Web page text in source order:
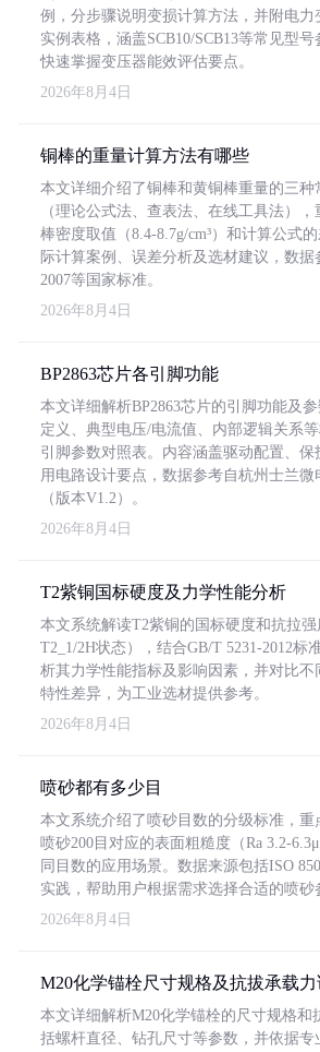
例，分步骤说明变损计算方法，并附电力
实例表格，涵盖SCB10/SCB13等常见型
快速掌握变压器能效评估要点。
2026年8月4日
铜棒的重量计算方法有哪些
本文详细介绍了铜棒和黄铜棒重量的三种
（理论公式法、查表法、在线工具法）
棒密度取值（8.4-8.7g/cm³）和计算公式
际计算案例、误差分析及选材建议，数据
2007等国家标准。
2026年8月4日
BP2863芯片各引脚功能
本文详细解析BP2863芯片的引脚功能及
定义、典型电压/电流值、内部逻辑关系
引脚参数对照表。内容涵盖驱动配置、保
用电路设计要点，数据参考自杭州士兰微
（版本V1.2）。
2026年8月4日
T2紫铜国标硬度及力学性能分析
本文系统解读T2紫铜的国标硬度和抗拉强
T2_1/2H状态），结合GB/T 5231-2012标
析其力学性能指标及影响因素，并对比不
特性差异，为工业选材提供参考。
2026年8月4日
喷砂都有多少目
本文系统介绍了喷砂目数的分级标准，重
喷砂200目对应的表面粗糙度（Ra 3.2-
同目数的应用场景。数据来源包括ISO
实践，帮助用户根据需求选择合适的喷砂
2026年8月4日
M20化学锚栓尺寸规格及抗拔承载
本文详细解析M20化学锚栓的尺寸规格和
括螺杆直径、钻孔尺寸等参数，并依据专